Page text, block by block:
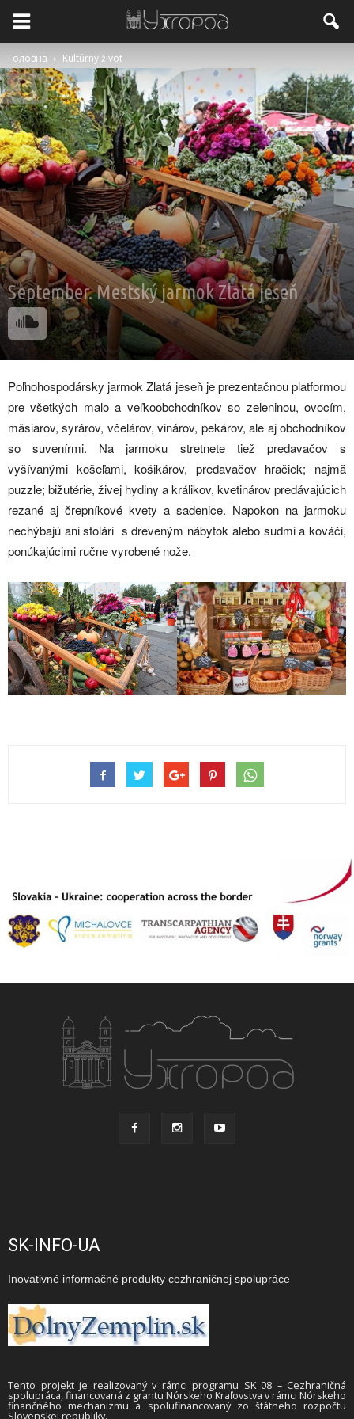
Головна Kultúrny život
September. Mestský jarmok Zlatá jeseň
Poľnohospodársky jarmok Zlatá jeseň je prezentačnou platformou
pre všetkých malo a veľkoobchodníkov so zeleninou, ovocím,
mäsiarov, syrárov, včelárov, vinárov, pekárov, ale aj obchodníkov
so suvenírmi. Na jarmoku stretnete tiež predavačov s
vyšívanými košeľami, košikárov, predavačov hračiek; najmä
puzzle; bižutérie, živej hydiny a králikov, kvetinárov predávajúcich
rezané aj črepníkové kvety a sadenice. Napokon na jarmoku
nechýbajú ani stolári s dreveným nábytok alebo sudmi a kováči,
ponúkajúcimi ručne vyrobené nože.
SK-INFO-UA
Inovativné informačné produkty cezhraničnej spolupráce
Tento projekt je realizovaný v rámci programu SK 08 – Cezhraničná
spolupráca, financovaná z grantu Nórskeho Kraľovstva v rámci Nórskeho
finančného mechanizmu a spolufinancovaný zo štátneho rozpočtu